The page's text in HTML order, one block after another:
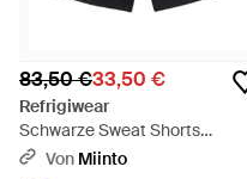
83,50 €33,50 €
Refrigiwear
Schwarze Sweat Shorts
P56000G06000 - Schwarz
Von Miinto